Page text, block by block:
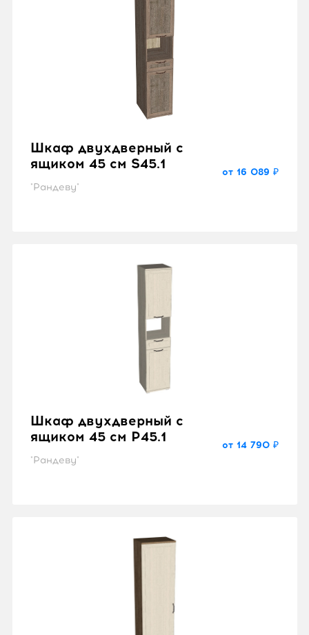
Шкаф двухдверный с
ящиком 45 см S45.1
"Рандеву"
от 16 089 ₽
Шкаф двухдверный с
ящиком 45 см P45.1
"Рандеву"
от 14 790 ₽